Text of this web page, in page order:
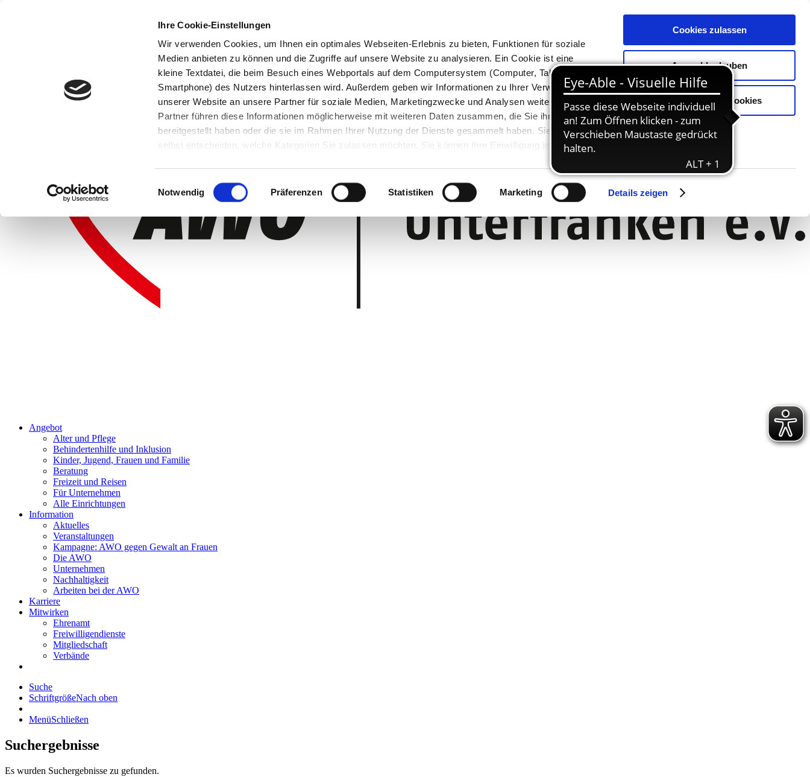
Ihre Cookie-Einstellungen
Wir verwenden Cookies, um Ihnen ein optimales Webseiten-Erlebnis zu bieten, Funktionen für soziale
Medien anbieten zu können und die Zugriffe auf unsere Website zu analysieren. Ein Cookie ist eine
kleine Textdatei, die beim Besuch eines Webportals auf dem Computersystem (Computer, Tablet oder
Smartphone) des Nutzers hinterlassen wird. Außerdem geben wir Informationen zu Ihrer Verwendung
unserer Website an unsere Partner für soziale Medien, Marketingzwecke und Analysen weiter. Unsere
Partner führen diese Informationen möglicherweise mit weiteren Daten zusammen, die Sie ihnen
bereitgestellt haben oder die sie im Rahmen Ihrer Nutzung der Dienste gesammelt haben. Sie können
selbst entscheiden, welche Kategorien Sie zulassen möchten. Sie können Ihre Einwilligung jederzeit
Einwilligungsauswahl
Notwendig Präferenzen Statistiken Marketing Details zeigen
Cookies zulassen
Auswahl erlauben
Nur notwendige Cookies
Angebot
Alter und Pflege
Behindertenhilfe und Inklusion
Kinder, Jugend, Frauen und Familie
Beratung
Freizeit und Reisen
Für Unternehmen
Alle Einrichtungen
Information
Aktuelles
Veranstaltungen
Kampagne: AWO gegen Gewalt an Frauen
Die AWO
Unternehmen
Nachhaltigkeit
Arbeiten bei der AWO
Karriere
Mitwirken
Ehrenamt
Freiwilligendienste
Mitgliedschaft
Verbände
Suche
SchriftgrößeNach oben
MenüSchließen
Suchergebnisse
Es wurden Suchergebnisse zu gefunden.